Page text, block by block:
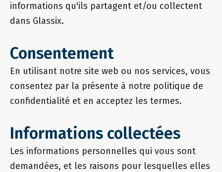
informations qu'ils partagent et/ou collectent
dans Glassix.
Consentement
En utilisant notre site web ou nos services, vous
consentez par la présente à notre politique de
confidentialité et en acceptez les termes.
Informations collectées
Les informations personnelles qui vous sont
demandées, et les raisons pour lesquelles elles